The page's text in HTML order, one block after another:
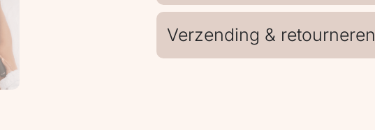
Verzending & retourneren